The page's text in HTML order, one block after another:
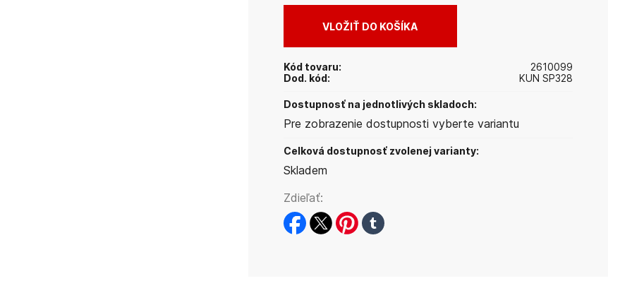
Kód tovaru:
2610099
Dod. kód:
KUN SP328
Dostupnosť na jednotlivých skladoch:
Pre zobrazenie dostupnosti vyberte variantu
Celková dostupnosť zvolenej varianty:
Skladem
Zdieľať:
facebook
twitterpinterest
tumblr